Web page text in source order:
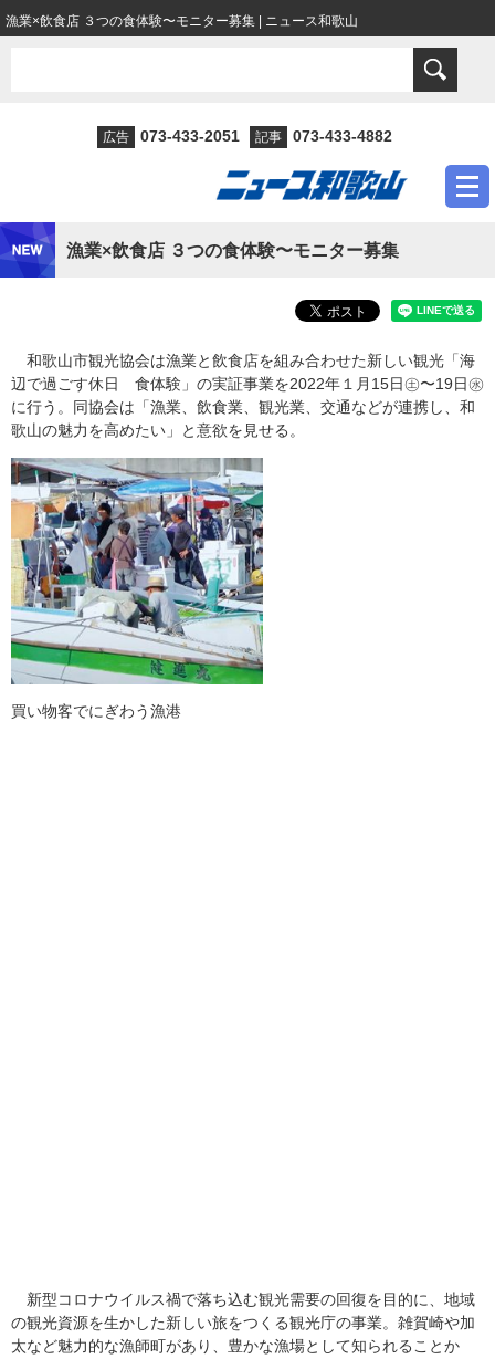
漁業×飲食店 ３つの食体験〜モニター募集 | ニュース和歌山
広告 073-433-2051 記事 073-433-4882
漁業×飲食店 ３つの食体験〜モニター募集
和歌山市観光協会は漁業と飲食店を組み合わせた新しい観光「海
辺で過ごす休日 食体験」の実証事業を2022年１月15日㊏〜19日㊌
に行う。同協会は「漁業、飲食業、観光業、交通などが連携し、和
歌山の魅力を高めたい」と意欲を見せる。
買い物客でにぎわう漁港
新型コロナウイルス禍で落ち込む観光需要の回復を目的に、地域
の観光資源を生かした新しい旅をつくる観光庁の事業。雑賀崎や加
太など魅力的な漁師町があり、豊かな漁場として知られることか